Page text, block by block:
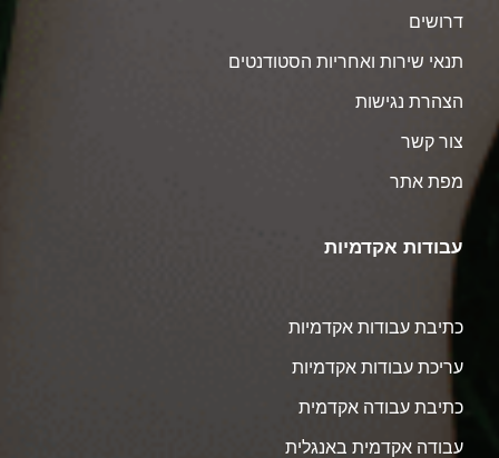
דרושים
תנאי שירות ואחריות הסטודנטים
הצהרת נגישות
צור קשר
מפת אתר
עבודות אקדמיות
כתיבת עבודות אקדמיות
עריכת עבודות אקדמיות
כתיבת עבודה אקדמית
עבודה אקדמית באנגלית